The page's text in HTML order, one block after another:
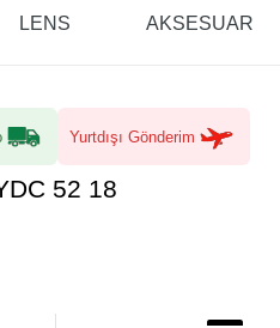
LENS AKSESUAR
Yurtdışı Gönderim
52 18